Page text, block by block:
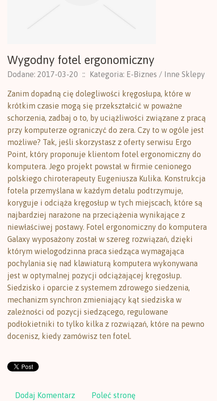
Wygodny fotel ergonomiczny
Dodane: 2017-03-20 :: Kategoria: E-Biznes / Inne Sklepy
Zanim dopadną cię dolegliwości kręgosłupa, które w
krótkim czasie mogą się przekształcić w poważne
schorzenia, zadbaj o to, by uciążliwości związane z pracą
przy komputerze ograniczyć do zera. Czy to w ogóle jest
możliwe? Tak, jeśli skorzystasz z oferty serwisu Ergo
Point, który proponuje klientom fotel ergonomiczny do
komputera. Jego projekt powstał w firmie cenionego
polskiego chiroterapeuty Eugeniusza Kulika. Konstrukcja
fotela przemyślana w każdym detalu podtrzymuje,
koryguje i odciąża kręgosłup w tych miejscach, które są
najbardziej narażone na przeciążenia wynikające z
niewłaściwej postawy. Fotel ergonomiczny do komputera
Galaxy wyposażony został w szereg rozwiązań, dzięki
którym wielogodzinna praca siedząca wymagająca
pochylania się nad klawiaturą komputera wykonywana
jest w optymalnej pozycji odciążającej kręgosłup.
Siedzisko i oparcie z systemem zdrowego siedzenia,
mechanizm synchron zmieniający kąt siedziska w
zależności od pozycji siedzącego, regulowane
podłokietniki to tylko kilka z rozwiązań, które na pewno
docenisz, kiedy zamówisz ten fotel.
Dodaj Komentarz Poleć stronę